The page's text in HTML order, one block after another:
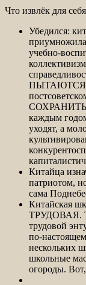
Что извлёк для
Убедился:
приумножила
учебно-
ПЫТАЮТСЯ,
СОХРАНИТЬ
каждым
уходят, а
Китайца
патриотом,
сама
Китайская
ТРУДОВАЯ.
трудовой
по-
нескольких
школьные
огороды.